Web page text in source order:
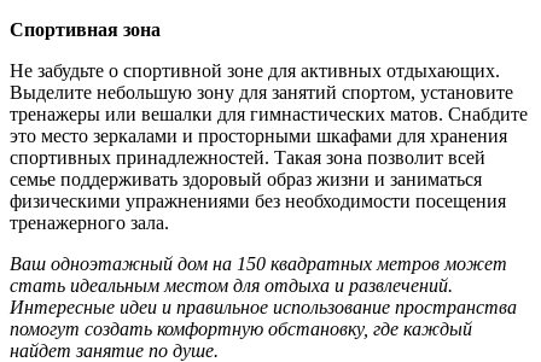
Спортивная зона
Не забудьте о спортивной зоне для активных отдыхающих.
Выделите небольшую зону для занятий спортом, установите
тренажеры или вешалки для гимнастических матов. Снабдите
это место зеркалами и просторными шкафами для хранения
спортивных принадлежностей. Такая зона позволит всей
семье поддерживать здоровый образ жизни и заниматься
физическими упражнениями без необходимости посещения
тренажерного зала.
Ваш одноэтажный дом на 150 квадратных метров может
стать идеальным местом для отдыха и развлечений.
Интересные идеи и правильное использование пространства
помогут создать комфортную обстановку, где каждый
найдет занятие по душе.